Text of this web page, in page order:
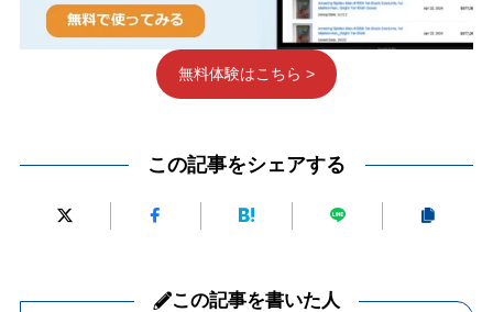
無料体験はこちら >
この記事をシェアする
この記事を書いた人